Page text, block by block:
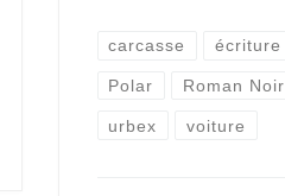
carcasse écriture
Polar Roman Noir
urbex voiture